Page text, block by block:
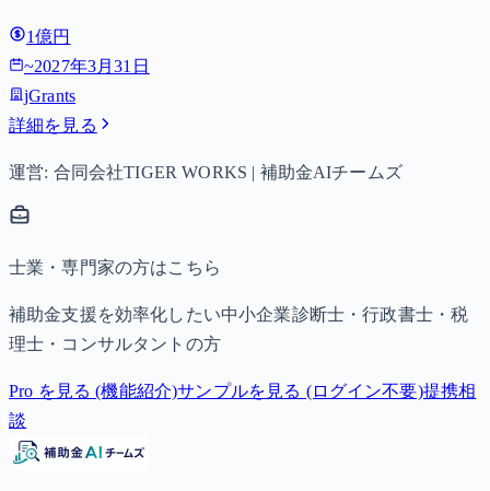
1億円
~2027年3月31日
jGrants
詳細を見る
運営: 合同会社TIGER WORKS | 補助金AIチームズ
士業・専門家の方はこちら
補助金支援を効率化したい中小企業診断士・行政書士・税
理士・コンサルタントの方
Pro を見る (機能紹介)サンプルを見る (ログイン不要)提携相
談